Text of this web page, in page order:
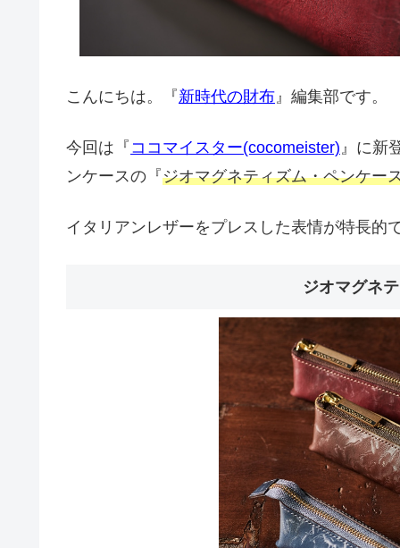
こんにちは。『新時代の財布 』編集部です。
今回は『 ココマイスター(cocomeister)』に新
ンケースの『ジオマグネティズム・ペンケー
イタリアンレザーをプレスした表情が特長的
ジオマグネ